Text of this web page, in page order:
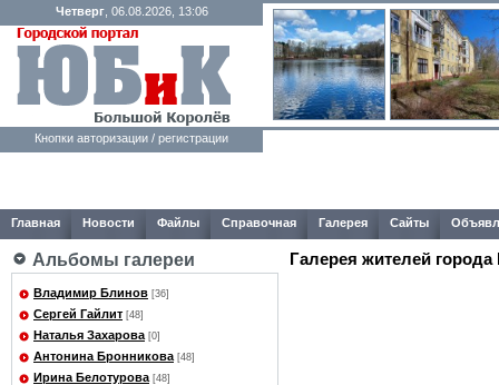
Четверг, 06.08.2026, 13:06
Кнопки авторизации / регистрации
Главная Новости Файлы Справочная Галерея Сайты
Альбомы галереи
Владимир Блинов [36]
Сергей Гайлит [48]
Наталья Захарова [0]
Антонина Бронникова [48]
Ирина Белотурова [48]
Галерея жителей города